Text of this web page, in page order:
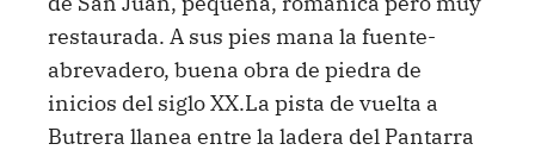
restaurada. A sus pies mana la fuente-
abrevadero, buena obra de piedra de
inicios del siglo XX.La pista de vuelta a
Butrera llanea entre la ladera del Pantarra